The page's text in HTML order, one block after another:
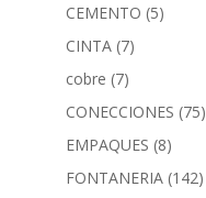
CEMENTO (5)
CINTA (7)
cobre (7)
CONECCIONES (75)
EMPAQUES (8)
FONTANERIA (142)